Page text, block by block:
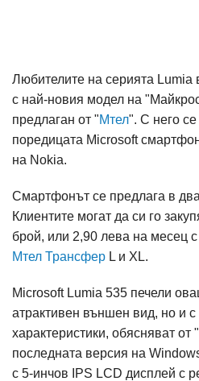
Любителите на серията Lumia
с най-новия модел на
предлаган от "Мтел". С него
поредицата Microsoft
на Nokia.
Смартфонът се предлага в
Клиентите могат да си го
брой, или 2,90 лева на месец
Мтел Трансфер L и XL.
Microsoft Lumia 535 печели
атрактивен външен вид, но и
характеристики, обясняват
последната версия на
с 5-инчов IPS LCD дисплей с